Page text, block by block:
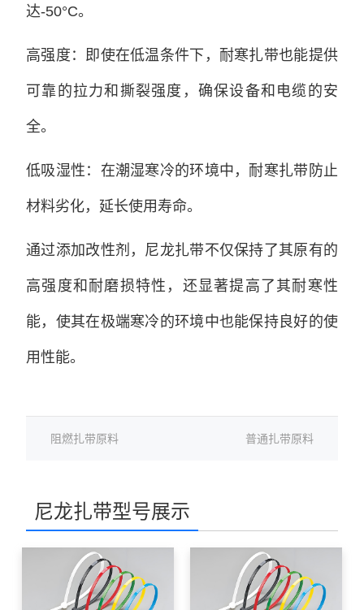
达-50°C。
高强度：即使在低温条件下，耐寒扎带也能提供
可靠的拉力和撕裂强度，确保设备和电缆的安
全。
低吸湿性：在潮湿寒冷的环境中，耐寒扎带防止
材料劣化，延长使用寿命。
通过添加改性剂，尼龙扎带不仅保持了其原有的
高强度和耐磨损特性，还显著提高了其耐寒性
能，使其在极端寒冷的环境中也能保持良好的使
用性能。
阻燃扎带原料 普通扎带原料
尼龙扎带型号展示